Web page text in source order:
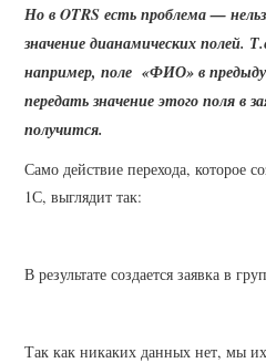
Но в OTRS есть проблема —
значение дианамических полей.
например, поле «ФИО» в
передать значение этого поля в
получится.
Само действие перехода, которое
1С, выглядит так:
В результате создается заявка в
Так как никаких данных нет, мы